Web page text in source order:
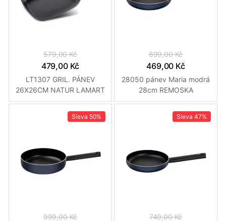
579,00 Kč
479,00 Kč
LT1307 GRIL. PÁNEV
26X26CM NATUR LAMART
899,00 Kč
469,00 Kč
28050 pánev Maria modrá
28cm REMOSKA
Sleva 50%
999,00 Kč
Sleva 47%
749,00 Kč